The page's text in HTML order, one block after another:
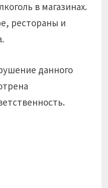
в магазинах.
рестораны и
данного